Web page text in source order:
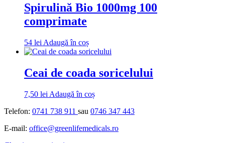
Spirulină Bio 1000mg 100
comprimate
54 lei Adaugă în coș
Ceai de coada soricelului
7,50 lei Adaugă în coș
Telefon: 0741 738 911 sau 0746 347 443
E-mail: office@greenlifemedicals.ro